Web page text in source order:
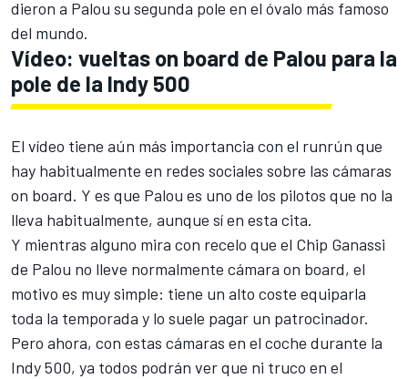
dieron a Palou su segunda pole en el óvalo más famoso
del mundo.
Vídeo: vueltas on board de Palou para la
pole de la Indy 500
El vídeo tiene aún más importancia con el runrún que
hay habitualmente en redes sociales sobre las cámaras
on board. Y es que Palou es uno de los pilotos que no la
lleva habitualmente, aunque sí en esta cita.
Y mientras alguno mira con recelo que el Chip Ganassi
de Palou no lleve normalmente cámara on board, el
motivo es muy simple: tiene un alto coste equiparla
toda la temporada y lo suele pagar un patrocinador.
Pero ahora, con estas cámaras en el coche durante la
Indy 500, ya todos podrán ver que ni truco en el